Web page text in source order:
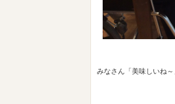
みなさん「美味しいね